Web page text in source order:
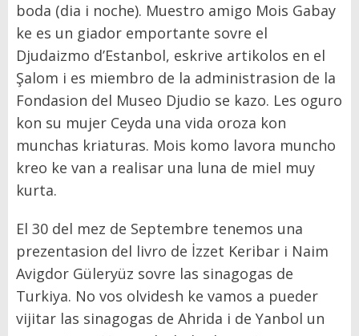
boda (dia i noche). Muestro amigo Mois Gabay
ke es un giador emportante sovre el
Djudaizmo d’Estanbol, eskrive artikolos en el
Şalom i es miembro de la administrasion de la
Fondasion del Museo Djudio se kazo. Les oguro
kon su mujer Ceyda una vida oroza kon
munchas kriaturas. Mois komo lavora muncho
kreo ke van a realisar una luna de miel muy
kurta.
El 30 del mez de Septembre tenemos una
prezentasion del livro de İzzet Keribar i Naim
Avigdor Güleryüz sovre las sinagogas de
Turkiya. No vos olvidesh ke vamos a pueder
vijitar las sinagogas de Ahrida i de Yanbol un